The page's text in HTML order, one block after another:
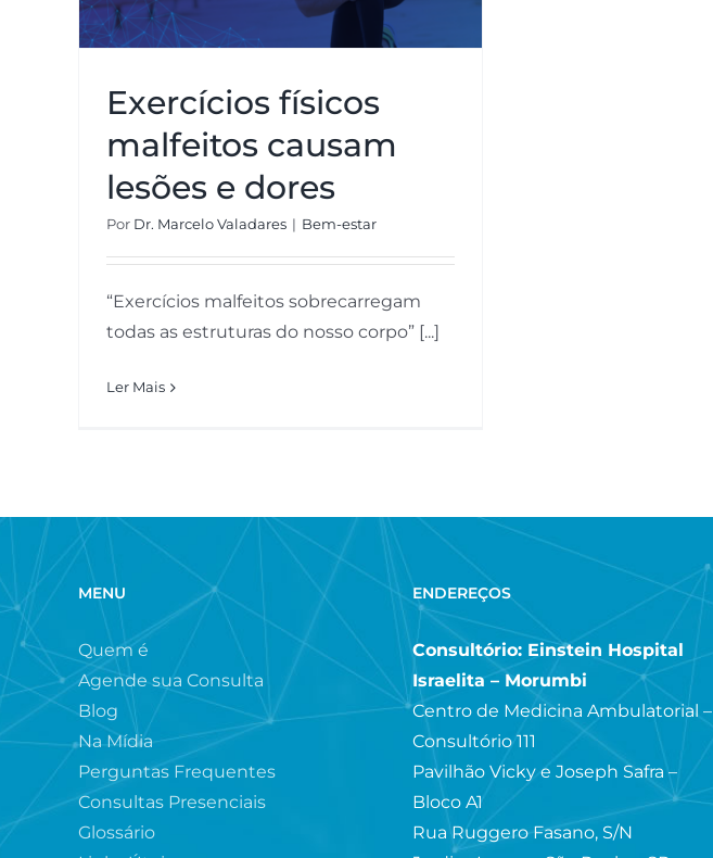
Exercícios físicos
malfeitos causam
lesões e dores
Por Dr. Marcelo Valadares | Bem-estar
“Exercícios malfeitos sobrecarregam
todas as estruturas do nosso corpo” [...]
Ler Mais
MENU
Quem é
Agende sua Consulta
Blog
Na Mídia
Perguntas Frequentes
Consultas Presenciais
Glossário
ENDEREÇOS
Consultório: Einstein Hospital
Israelita – Morumbi
Centro de Medicina Ambulatorial –
Consultório 111
Pavilhão Vicky e Joseph Safra –
Bloco A1
Rua Ruggero Fasano, S/N